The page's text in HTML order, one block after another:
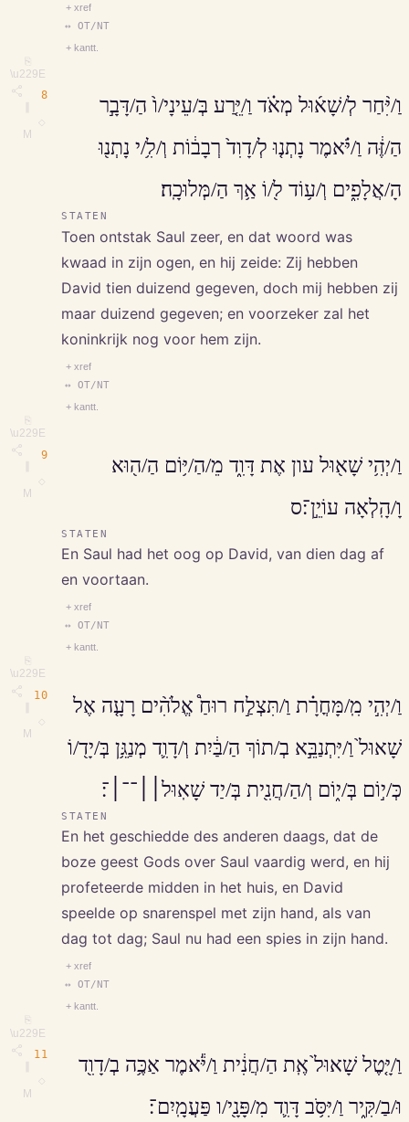
⎘
\u229E
M
+ xref
↔ OT/NT
+ kantt.
8
⎘
\u229E
M
וַ/יִּ֨חַר לְ/שָׁא֜וּל מְאֹ֗ד וַ/יֵּ֤רַע בְּ/עֵינָי/ו֙ הַ/דָּבָ֣ר
הַ/זֶּ֔ה וַ/יֹּ֗אמֶר נָתְנ֤וּ לְ/דָוִד֙ רְבָב֔וֹת וְ/לִ֥/י נָתְנ֖וּ
הָ/אֲלָפִ֑ים וְ/ע֥וֹד ל֖/וֹ אַ֥ךְ הַ/מְּלוּכָֽה׃
STATEN
Toen ontstak Saul zeer, en dat woord was
kwaad in zijn ogen, en hij zeide: Zij hebben
David tien duizend gegeven, doch mij hebben zij
maar duizend gegeven; en voorzeker zal het
koninkrijk nog voor hem zijn.
+ xref
↔ OT/NT
+ kantt.
9
⎘
\u229E
M
וַ/יְהִ֥י שָׁא֖וּל עון אֶת דָּוִ֑ד מֵ/הַ/יּ֥וֹם הַ/ה֖וּא
וָ/הָֽלְאָה עוֹיֵ֣ן־׃ס
STATEN
En Saul had het oog op David, van dien dag af
en voortaan.
+ xref
↔ OT/NT
+ kantt.
10
⎘
\u229E
M
וַ/יְהִ֣י מִֽ/מָּחֳרָ֗ת וַ/תִּצְלַ֣ח רוּחַ֩ אֱלֹהִ֨ים רָעָ֤ה אֶל
שָׁאוּל֙ וַ/יִּתְנַבֵּ֣א בְ/תוֹךְ הַ/בַּ֔יִת וְ/דָוִ֛ד מְנַגֵּ֥ן בְּ/יָד֖/וֹ
כְּ/י֣וֹם בְּ/י֑וֹם וְ/הַ/חֲנִ֖ית בְּ/יַד שָׁאֽוּל׀׀־־׀־׃
STATEN
En het geschiedde des anderen daags, dat de
boze geest Gods over Saul vaardig werd, en hij
profeteerde midden in het huis, en David
speelde op snarenspel met zijn hand, als van
dag tot dag; Saul nu had een spies in zijn hand.
+ xref
↔ OT/NT
+ kantt.
11
וַ/יָּ֤טֶל שָׁאוּל֙ אֶֽת הַ/חֲנִ֔ית וַ/יֹּ֕אמֶר אַכֶּ֥ה בְ/דָוִ֖ד
וּ/בַ/קִּ֑יר וַ/יִּסֹּ֥ב דָּוִ֛ד מִ/פָּנָ֖י/ו פַּעֲמָֽיִם־׃